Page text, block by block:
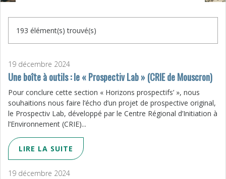
193 élément(s) trouvé(s)
19 décembre 2024
Une boîte à outils : le « Prospectiv Lab » (CRIE de Mouscron)
Pour conclure cette section « Horizons prospectifs’ », nous
souhaitions nous faire l’écho d’un projet de prospective original,
le Prospectiv Lab, développé par le Centre Régional d’Initiation à
l’Environnement (CRIE)...
LIRE LA SUITE
19 décembre 2024